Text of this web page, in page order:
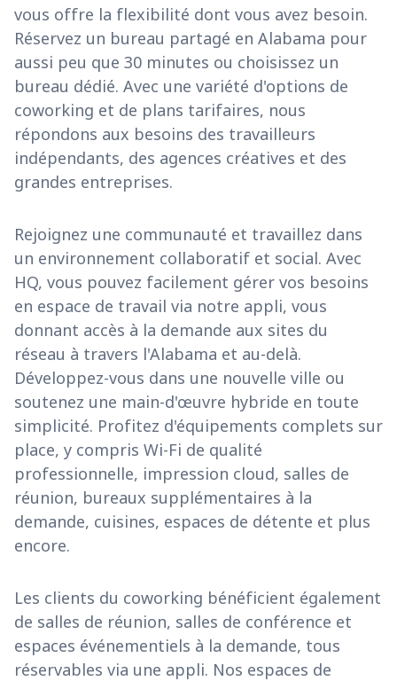
vous offre la flexibilité dont vous avez besoin.
Réservez un bureau partagé en Alabama pour
aussi peu que 30 minutes ou choisissez un
bureau dédié. Avec une variété d'options de
coworking et de plans tarifaires, nous
répondons aux besoins des travailleurs
indépendants, des agences créatives et des
grandes entreprises.
Rejoignez une communauté et travaillez dans
un environnement collaboratif et social. Avec
HQ, vous pouvez facilement gérer vos besoins
en espace de travail via notre appli, vous
donnant accès à la demande aux sites du
réseau à travers l'Alabama et au-delà.
Développez-vous dans une nouvelle ville ou
soutenez une main-d'œuvre hybride en toute
simplicité. Profitez d'équipements complets sur
place, y compris Wi-Fi de qualité
professionnelle, impression cloud, salles de
réunion, bureaux supplémentaires à la
demande, cuisines, espaces de détente et plus
encore.
Les clients du coworking bénéficient également
de salles de réunion, salles de conférence et
espaces événementiels à la demande, tous
réservables via une appli. Nos espaces de